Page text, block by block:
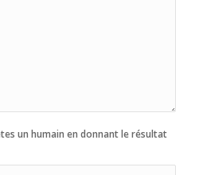
un humain en donnant le résultat